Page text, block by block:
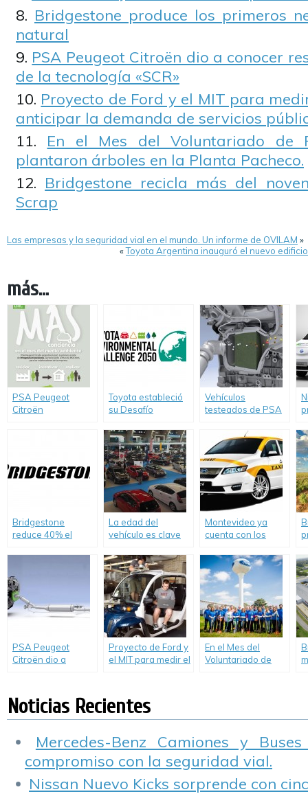
Bridgestone produce los primeros
natural
PSA Peugeot Citroën dio a conocer
de la tecnología «SCR»
Proyecto de Ford y el MIT para
anticipar la demanda de servicios
En el Mes del Voluntariado de
plantaron árboles en la Planta Pacheco.
Bridgestone recicla más del
Scrap
Las empresas y la seguridad vial en el mundo. Un informe de OVILAM »
«Toyota Argentina inauguró el nuevo
más...
PSA Peugeot
Citroën
Toyota estableció
su Desafío
Vehículos
testeados de PSA
cumplen con las
normas de no
contaminar.
Bridgestone
reduce 40% el
La edad del
vehículo es clave
seguridad
Montevideo ya
cuenta con los
eléctricos
PSA Peugeot
Citroën dio a
tecnología «SCR»
Proyecto de Ford y
el MIT para medir el
servicios públicos
de transporte.
En el Mes del
Voluntariado de
Pacheco.
Noticias Recientes
Mercedes-Benz Camiones y
compromiso con la seguridad vial.
Nissan Nuevo Kicks sorprende con